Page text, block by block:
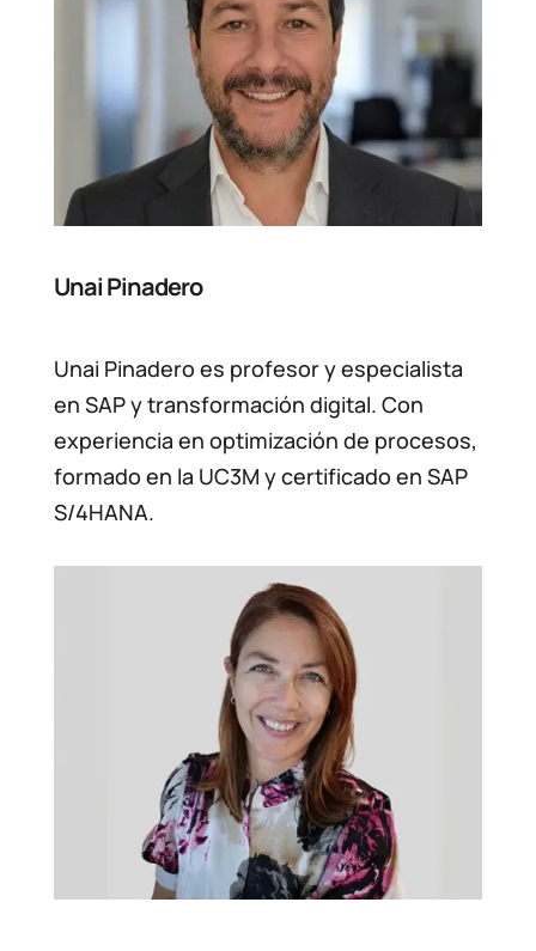
Unai Pinadero
Unai Pinadero es profesor y especialista
en SAP y transformación digital. Con
experiencia en optimización de procesos,
formado en la UC3M y certificado en SAP
S/4HANA.